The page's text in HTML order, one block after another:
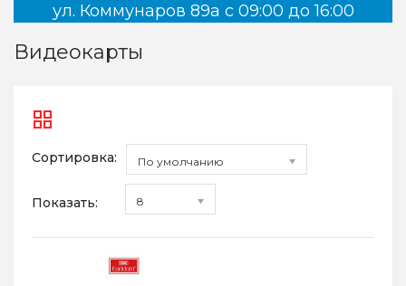
ул. Коммунаров 89а с 09:00 до 16:00
Видеокарты
Сортировка: По умолчанию
Показать: 8